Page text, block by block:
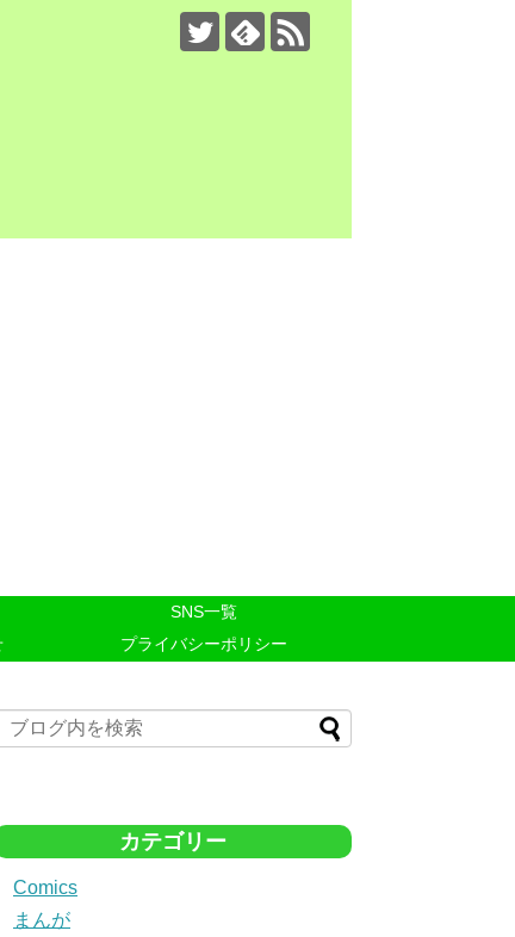
SNS一覧
プライバシーポリシー
カテゴリー
Comics
まんが